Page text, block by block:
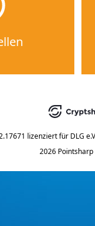
lizenziert für DLG
2026 Pointsharp